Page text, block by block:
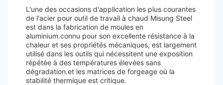
L'une des occasions d'application les plus courantes
de l'acier pour outil de travail à chaud Misung Steel
est dans la fabrication de moules en
aluminium.connu pour son excellente résistance à la
chaleur et ses propriétés mécaniques, est largement
utilisé dans les outils qui nécessitent une exposition
répétée à des températures élevées sans
dégradation.et les matrices de forgeage où la
stabilité thermique est critique.